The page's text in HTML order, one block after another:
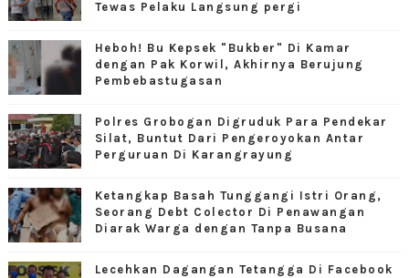
Tewas Pelaku Langsung pergi
Heboh! Bu Kepsek "Bukber" Di Kamar
dengan Pak Korwil, Akhirnya Berujung
Pembebastugasan
Polres Grobogan Digruduk Para Pendekar
Silat, Buntut Dari Pengeroyokan Antar
Perguruan Di Karangrayung
Ketangkap Basah Tunggangi Istri Orang,
Seorang Debt Colector Di Penawangan
Diarak Warga dengan Tanpa Busana
Lecehkan Dagangan Tetangga Di Facebook